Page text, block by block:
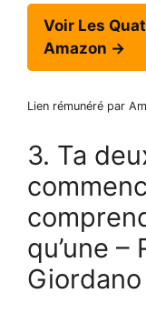
Voir Les
Amazon →
Lien rémunéré par
3. Ta
qu’une –
Giordano